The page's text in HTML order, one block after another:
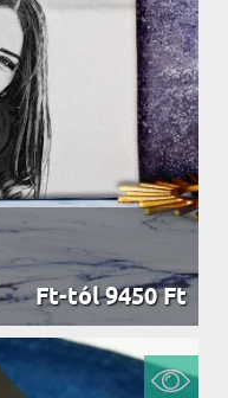
Ft-tól 9450 Ft